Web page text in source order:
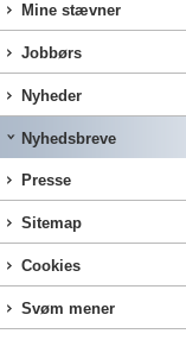
Mine stævner
Jobbørs
Nyheder
Nyhedsbreve
Presse
Sitemap
Cookies
Svøm mener